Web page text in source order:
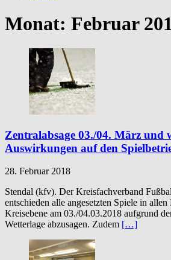
Monat: Februar
Zentralabsage 03./04. März und
Auswirkungen auf den
28. Februar 2018
Stendal (kfv). Der Kreisfachverband
entschieden alle angesetzten Spiele in
Kreisebene am 03./04.03.2018 aufgrund
Wetterlage abzusagen. Zudem […]